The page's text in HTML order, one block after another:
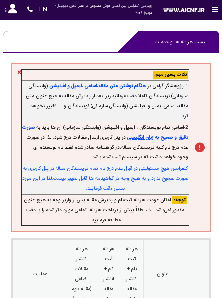
مونیخ 2026
EN
لیست هزینه ها و خدمات
نکات بسیار مهم:
1-پژوهشگر گرامی در
هنگام نوشتن متن مقاله،اسامی ،ایمیل و افیلیشن(وابستگی
سازمانی) نویسندگان کاملا دقت فرمائید زیرا بعد از پذیرش مقاله به هیچ عنوان متن
مقاله، اسامی،ایمیل و افیلیشن (وابستگی سازمانی) نویسندگان و ... تغییر نخواهد
کرد.
2-اسامی تمام نویسندگان ، ایمیل و افیلیشن (وابستگی سازمانی) آن ها باید به
صورت
دقیق و صحیح بهزبان انگلیسیدر پنل کاربری ارسال مقالات درج شود. لذا در صورت
عدم درج نام کلیه نویسندگان مقاله،در گواهینامه صادر شده فقط نام نویسنده ای
وجود خواهد داشت که در سیستم ثبت شده باشد.
کنفرانس هیچ مسئولیتی در قبال عدم درج نام تمام نویسندگان مقاله در پنل کاربری به
صورت صحیح ندارد و به هیچ وجه در گواهینامه ها قابل تغییر نیست.لذا در این مورد
بسیار دقت فرمایید.
توجه: امکان عودت هزینه ثبت‌نام و پذیرش مقاله پس از واریز وجه به هیچ عنوان
مقدور نمی‌باشد. لذا، لطفاً پیش از پرداخت هزینه، تمامی موارد ذکر شده را با دقت
مطالعه فرمایید.
×
عنوان
هزینه
ثبت
نام +
انتشار
مقاله
هزینه
ثبت
نام +
انتشار
مقاله
هزینه
انتشار
مقالات
اضافی
(مقاله دوم
عملیات